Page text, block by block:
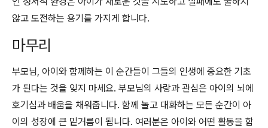
않고 도전하는 용기를 가지게 합니다.
마무리
부모님, 아이와 함께하는 이 순간들이 그들의 인생에 중요한 기초
가 된다는 것을 잊지 마세요. 부모님의 사랑과 관심은 아이의 뇌에
호기심과 배움을 채워줍니다. 함께 놀고 대화하는 모든 순간이 아
이의 성장에 큰 밑거름이 됩니다. 여러분은 아이와 어떤 활동을 함